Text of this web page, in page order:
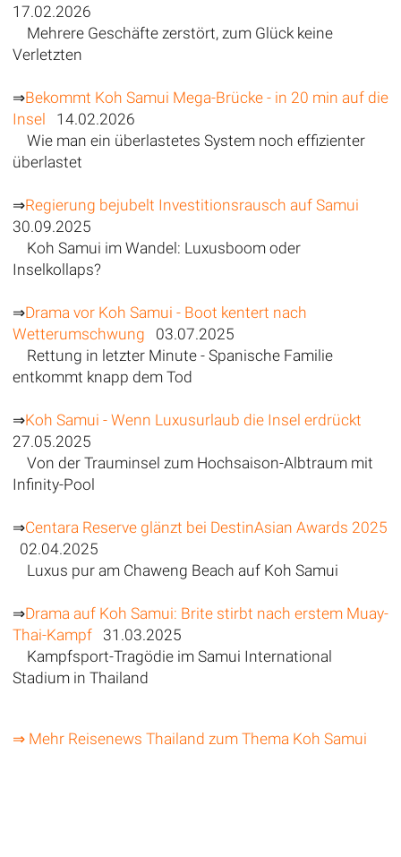
17.02.2026
Mehrere Geschäfte zerstört, zum Glück keine
Verletzten
⇒Bekommt Koh Samui Mega-Brücke - in 20 min auf die
Insel 14.02.2026
Wie man ein überlastetes System noch effizienter
überlastet
⇒Regierung bejubelt Investitionsrausch auf Samui
30.09.2025
Koh Samui im Wandel: Luxusboom oder
Inselkollaps?
⇒Drama vor Koh Samui - Boot kentert nach
Wetterumschwung 03.07.2025
Rettung in letzter Minute - Spanische Familie
entkommt knapp dem Tod
⇒Koh Samui - Wenn Luxusurlaub die Insel erdrückt
27.05.2025
Von der Trauminsel zum Hochsaison-Albtraum mit
Infinity-Pool
⇒Centara Reserve glänzt bei DestinAsian Awards 2025
02.04.2025
Luxus pur am Chaweng Beach auf Koh Samui
⇒Drama auf Koh Samui: Brite stirbt nach erstem Muay-
Thai-Kampf31.03.2025
Kampfsport-Tragödie im Samui International
Stadium in Thailand
⇒ Mehr Reisenews Thailand zum Thema Koh Samui